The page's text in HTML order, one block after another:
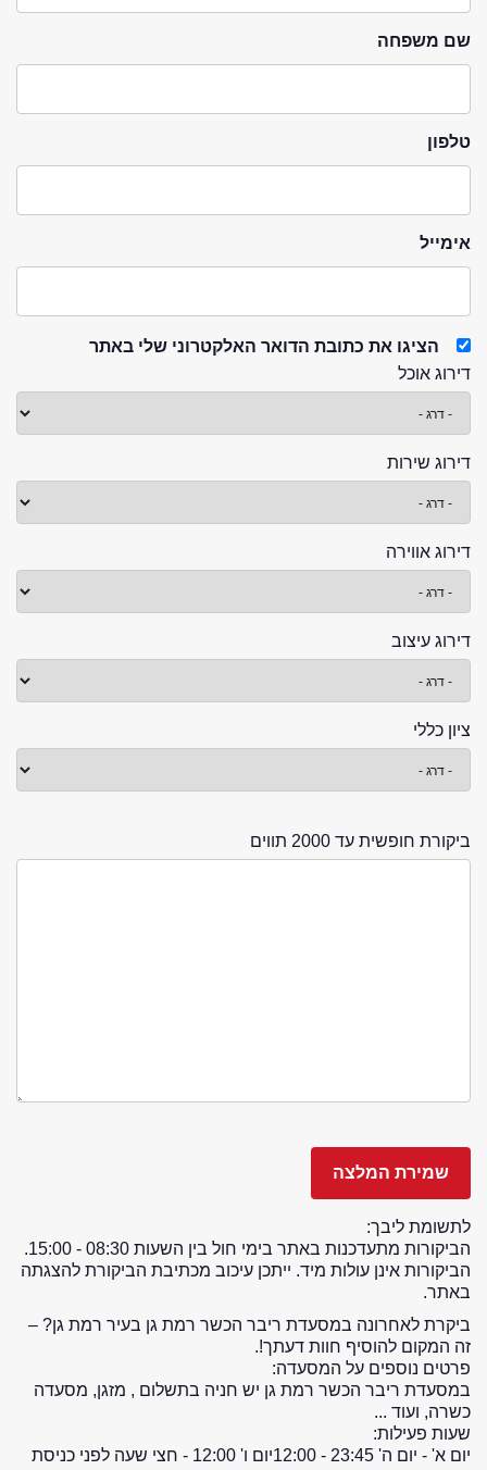
שם משפחה
טלפון
אימייל
הציגו את כתובת הדואר האלקטרוני שלי באתר
דירוג אוכל
דירוג שירות
דירוג אווירה
דירוג עיצוב
ציון כללי
ביקורת חופשית עד 2000 תווים
לתשומת ליבך:
הביקורות מתעדכנות באתר בימי חול בין השעות 08:30 - 15:00.
הביקורות אינן עולות מיד. ייתכן עיכוב מכתיבת הביקורת להצגתה
באתר.
ביקרת לאחרונה במסעדת ריבר הכשר רמת גן בעיר רמת גן? –
זה המקום להוסיף חוות דעתך!.
פרטים נוספים על המסעדה:
במסעדת ריבר הכשר רמת גן יש חניה בתשלום , מזגן, מסעדה
כשרה, ועוד ...
שעות פעילות:
יום א' - יום ה' 23:45 - 12:00
יום ו' 12:00 - חצי שעה לפני כניסת